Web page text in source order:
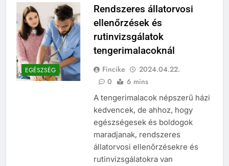
EGÉSZSÉG
Rendszeres állatorvosi
ellenőrzések és
rutinvizsgálatok
tengerimalacoknál
Fincike
2024.04.22.
0
6 mins
A tengerimalacok népszerű házi
kedvencek, de ahhoz, hogy
egészségesek és boldogok
maradjanak, rendszeres
állatorvosi ellenőrzésekre és
rutinvizsgálatokra van